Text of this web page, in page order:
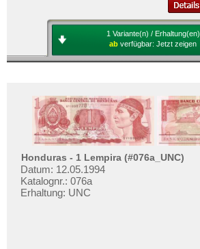
1 Variante(n) / Erhaltung(en)
ab verfügbar: Jetzt zeigen
Honduras - 1 Lempira (#076a_UNC)
Datum: 12.05.1994
Katalognr.: 076a
Erhaltung: UNC